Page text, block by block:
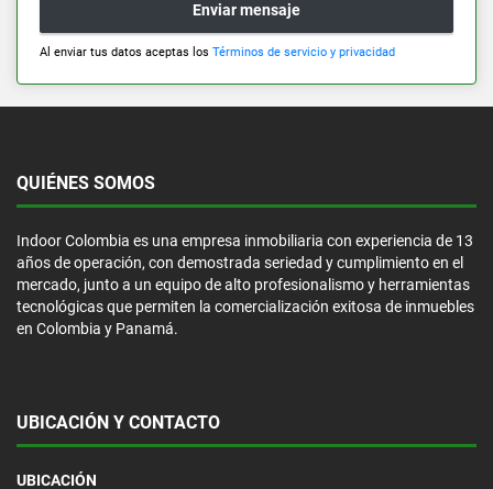
Enviar mensaje
Al enviar tus datos aceptas los Términos de servicio y privacidad
QUIÉNES SOMOS
Indoor Colombia es una empresa inmobiliaria con experiencia de 13
años de operación, con demostrada seriedad y cumplimiento en el
mercado, junto a un equipo de alto profesionalismo y herramientas
tecnológicas que permiten la comercialización exitosa de inmuebles
en Colombia y Panamá.
UBICACIÓN Y CONTACTO
UBICACIÓN